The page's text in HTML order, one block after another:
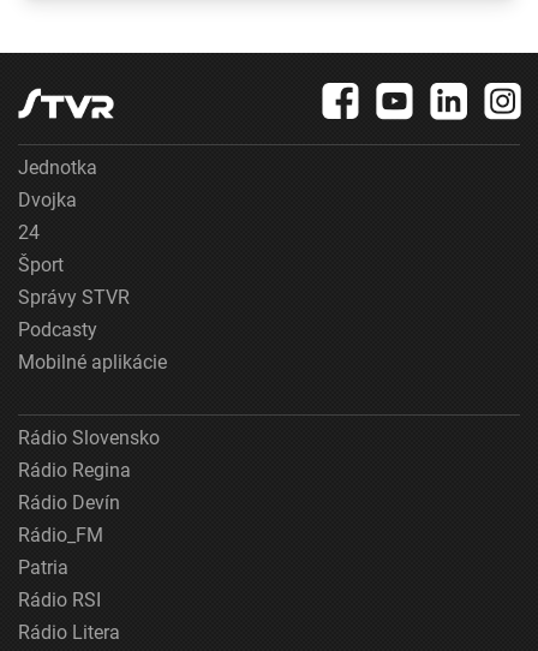
Jednotka
Dvojka
24
Šport
Správy STVR
Podcasty
Mobilné aplikácie
Rádio Slovensko
Rádio Regina
Rádio Devín
Rádio_FM
Patria
Rádio RSI
Rádio Litera